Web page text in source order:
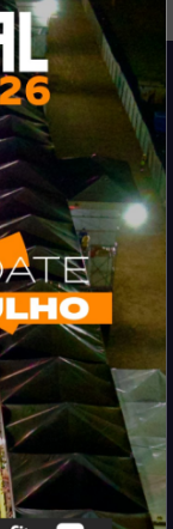
na região de
e muito mais.